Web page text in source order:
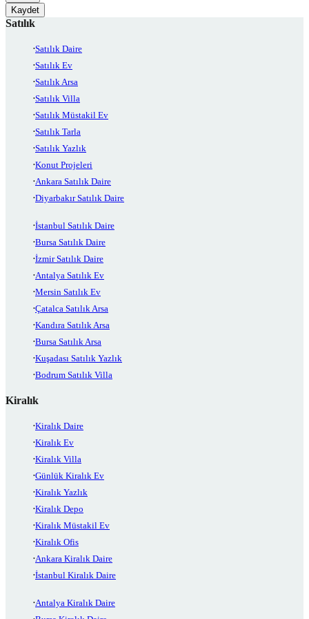
Kaydet
Satılık
Satılık Daire
Satılık Ev
Satılık Arsa
Satılık Villa
Satılık Müstakil Ev
Satılık Tarla
Satılık Yazlık
Konut Projeleri
Ankara Satılık Daire
Diyarbakır Satılık Daire
İstanbul Satılık Daire
Bursa Satılık Daire
İzmir Satılık Daire
Antalya Satılık Ev
Mersin Satılık Ev
Çatalca Satılık Arsa
Kandıra Satılık Arsa
Bursa Satılık Arsa
Kuşadası Satılık Yazlık
Bodrum Satılık Villa
Kiralık
Kiralık Daire
Kiralık Ev
Kiralık Villa
Günlük Kiralık Ev
Kiralık Yazlık
Kiralık Depo
Kiralık Müstakil Ev
Kiralık Ofis
Ankara Kiralık Daire
İstanbul Kiralık Daire
Antalya Kiralık Daire